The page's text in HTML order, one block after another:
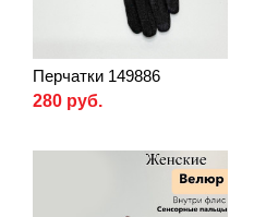
Перчатки 149886
280 руб.